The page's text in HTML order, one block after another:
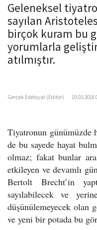
o
n
Geleneksel tiyatro
sayılan
birçok kuram bu
yorumlarla
atılmıştır.
Gerçek Edebiyat (Editör) 19.03.2018
Tiyatronun günümüzde
de bu sayede hayat
olmaz; fakat bunlar
etkileyen ve devamlı
Bertolt Brecht’in
sayılabilecek ve
düşünülemeyecek olan
ve yeni bir potada bu